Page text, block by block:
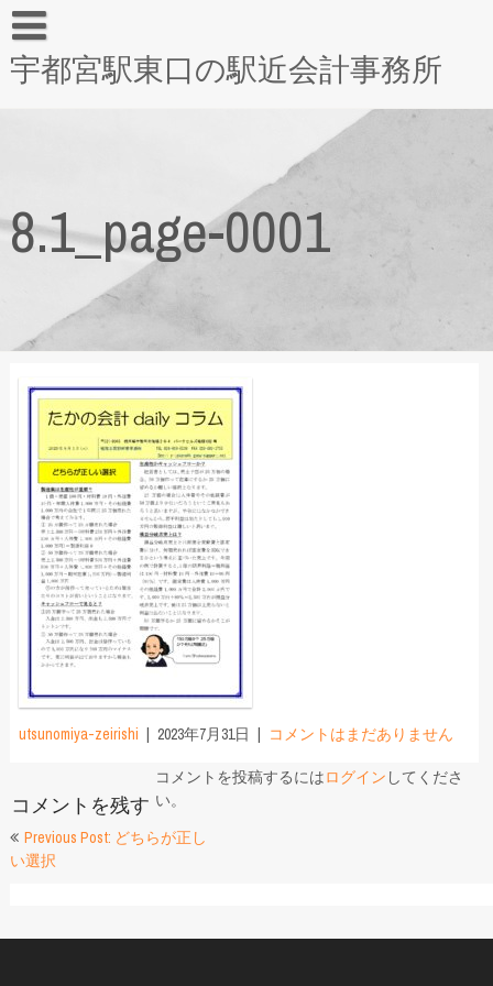
宇都宮駅東口の駅近会計事務所
8.1_page-0001
utsunomiya-zeirishi 2023年7月31日 コメントはまだありません
コメントを残す
コメントを投稿するにはログイン してくださ
い。
投
稿
ビ
Previous Post: どちらが正し
い選択